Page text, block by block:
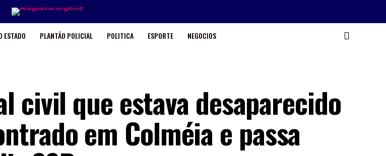
ESTADO PLANTÃO POLICIAL POLITICA ESPORTE NEGOCIOS
civil que estava desaparecido
em Colméia e passa